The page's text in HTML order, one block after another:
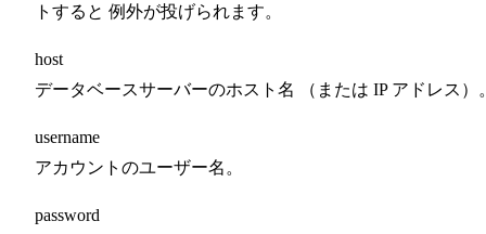
トすると 例外が投げられます。
host
データベースサーバーのホスト名 （または IP アドレス）
username
アカウントのユーザー名。
password